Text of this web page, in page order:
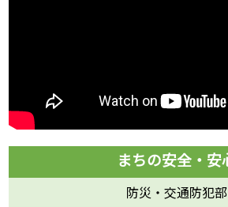
防災・交通防犯部